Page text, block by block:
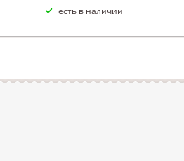
есть в наличии